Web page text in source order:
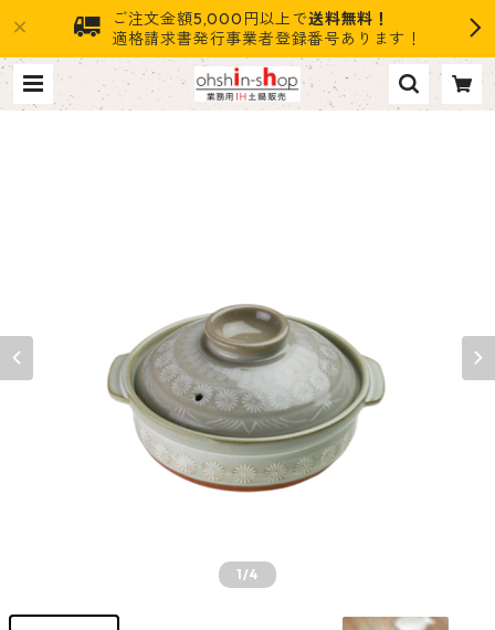
ご注文金額5,000円以上で送料無料！
適格請求書発行事業者登録番号あります！
1/4